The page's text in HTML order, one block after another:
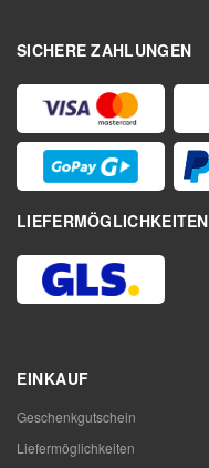
SICHERE ZAHLUNGEN
LIEFERMÖGLICHKEITEN
EINKAUF
Geschenkgutschein
Liefermöglichkeiten